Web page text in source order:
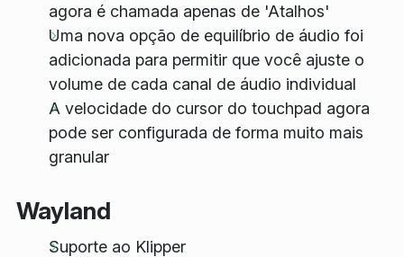
agora é chamada apenas de 'Atalhos'
Uma nova opção de equilíbrio de áudio foi
adicionada para permitir que você ajuste o
volume de cada canal de áudio individual
A velocidade do cursor do touchpad agora
pode ser configurada de forma muito mais
granular
Wayland
Suporte ao Klipper